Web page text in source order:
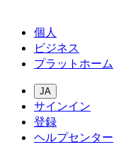
個人
ビジネス
プラットホーム
JA
サインイン
登録
ヘルプセンター